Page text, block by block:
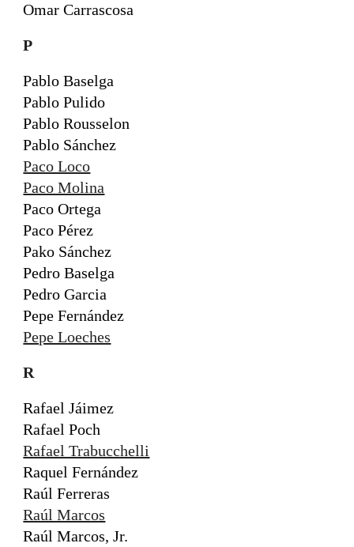
Omar Carrascosa
P
Pablo Baselga
Pablo Pulido
Pablo Rousselon
Pablo Sánchez
Paco Loco
Paco Molina
Paco Ortega
Paco Pérez
Pako Sánchez
Pedro Baselga
Pedro Garcia
Pepe Fernández
Pepe Loeches
R
Rafael Jáimez
Rafael Poch
Rafael Trabucchelli
Raquel Fernández
Raúl Ferreras
Raúl Marcos
Raúl Marcos, Jr.